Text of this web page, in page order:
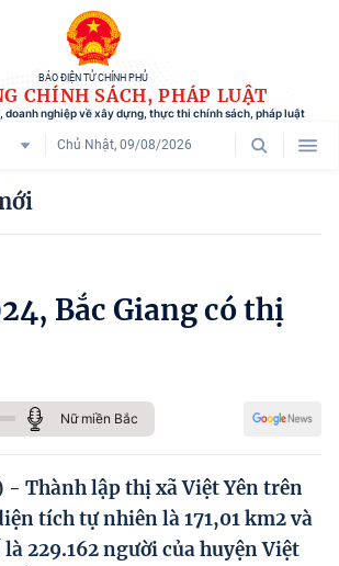
BÁO ĐIỆN TỬ CHÍNH PHỦ
CHÍNH SÁCH, PHÁP LUẬT
doanh nghiệp về xây dựng, thực thi chính sách, pháp luật
Chủ Nhật, 09/08/2026
sách
kế
chính sách
tư nhân và doanh nghiệp dân tộc
Bắc Giang có thị
Nữ miền Bắc
Thành lập thị xã Việt Yên trên
tích tự nhiên là 171,01 km2 và
229.162 người của huyện Việt